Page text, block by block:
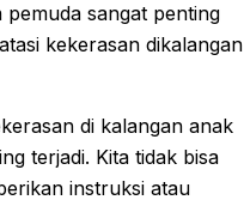
pemuda sangat penting
kekerasan dikalangan
di kalangan anak
terjadi. Kita tidak bisa
instruksi atau